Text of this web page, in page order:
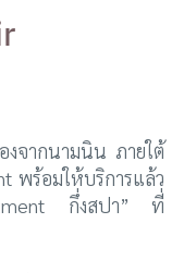
จากนามนิน ภายใต้
พร้อมให้บริการแล้ว
กึ่งสปา” ที่